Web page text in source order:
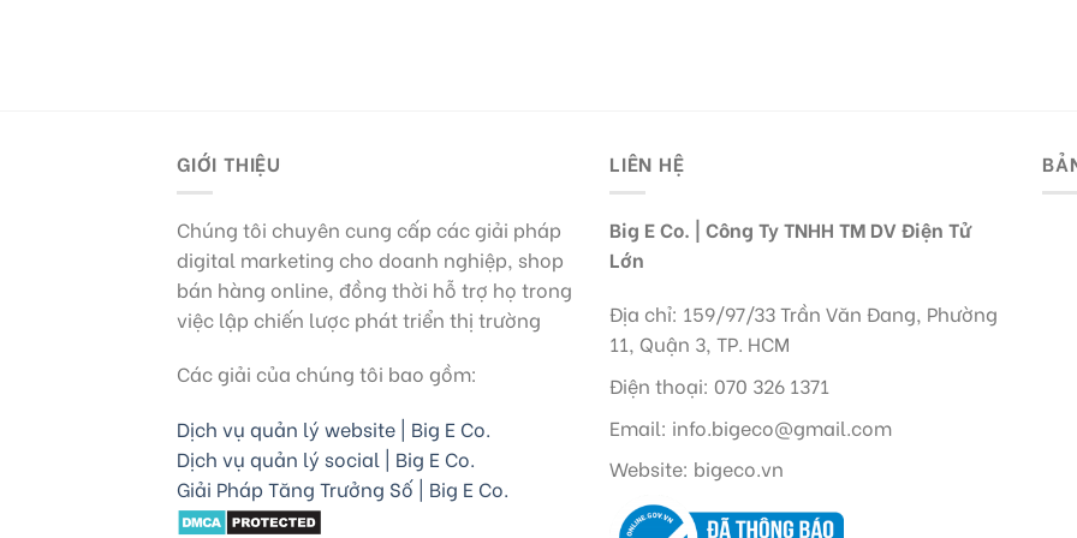
GIỚI THIỆU
Chúng tôi chuyên cung cấp các giải pháp
digital marketing cho doanh nghiệp, shop
bán hàng online, đồng thời hỗ trợ họ trong
việc lập chiến lược phát triển thị trường
Các giải của chúng tôi bao gồm:
Dịch vụ quản lý website | Big E Co.
Dịch vụ quản lý social | Big E Co.
Giải Pháp Tăng Trưởng Số | Big E Co.
LIÊN HỆ
Big E Co. | Công Ty TNHH TM DV Điện Tử
Lớn
Địa chỉ: 159/97/33 Trần Văn Đang, Phường
11, Quận 3, TP. HCM
Điện thoại: 070 326 1371
Email: info.bigeco@gmail.com
Website: bigeco.vn